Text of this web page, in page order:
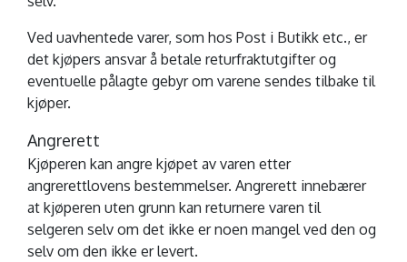
Ved uavhentede varer, som hos Post i Butikk etc., er
det kjøpers ansvar å betale returfraktutgifter og
eventuelle pålagte gebyr om varene sendes tilbake til
kjøper.
Angrerett
Kjøperen kan angre kjøpet av varen etter
angrerettlovens bestemmelser. Angrerett innebærer
at kjøperen uten grunn kan returnere varen til
selgeren selv om det ikke er noen mangel ved den og
selv om den ikke er levert.